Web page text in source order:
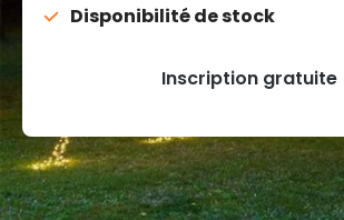
Disponibilité de stock
Inscription gratuite